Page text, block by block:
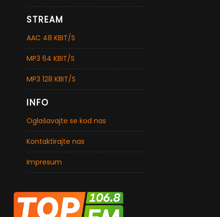
STREAM
AAC 48 KBIT/S
MP3 64 KBIT/S
MP3 128 KBIT/S
INFO
Oglašavajte se kod nas
Kontaktirajte nas
Impresum